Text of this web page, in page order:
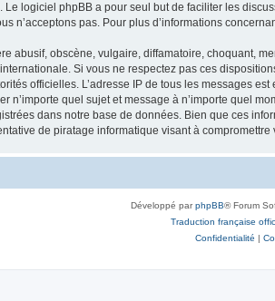
Le logiciel phpBB a pour seul but de faciliter les
n’acceptons pas. Pour plus d’informations
abusif, obscène, vulgaire, diffamatoire, choquant,
Si vous ne respectez pas ces
officielles. L’adresse IP de tous les messages
n’importe quel sujet et message à n’importe quel
dans notre base de données. Bien que ces
de piratage informatique visant à compromettre
Développé parphpBB® Forum
Traduction française
Confidentialité |